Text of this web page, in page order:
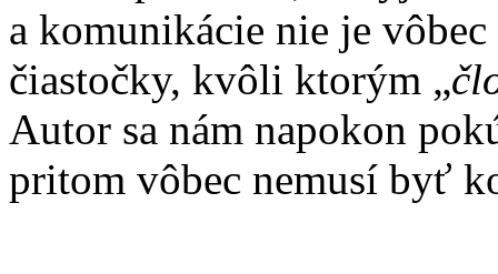
a komunikácie nie je
čiastočky, kvôli ktorým „
Autor sa nám napokon
pritom vôbec nemusí byť